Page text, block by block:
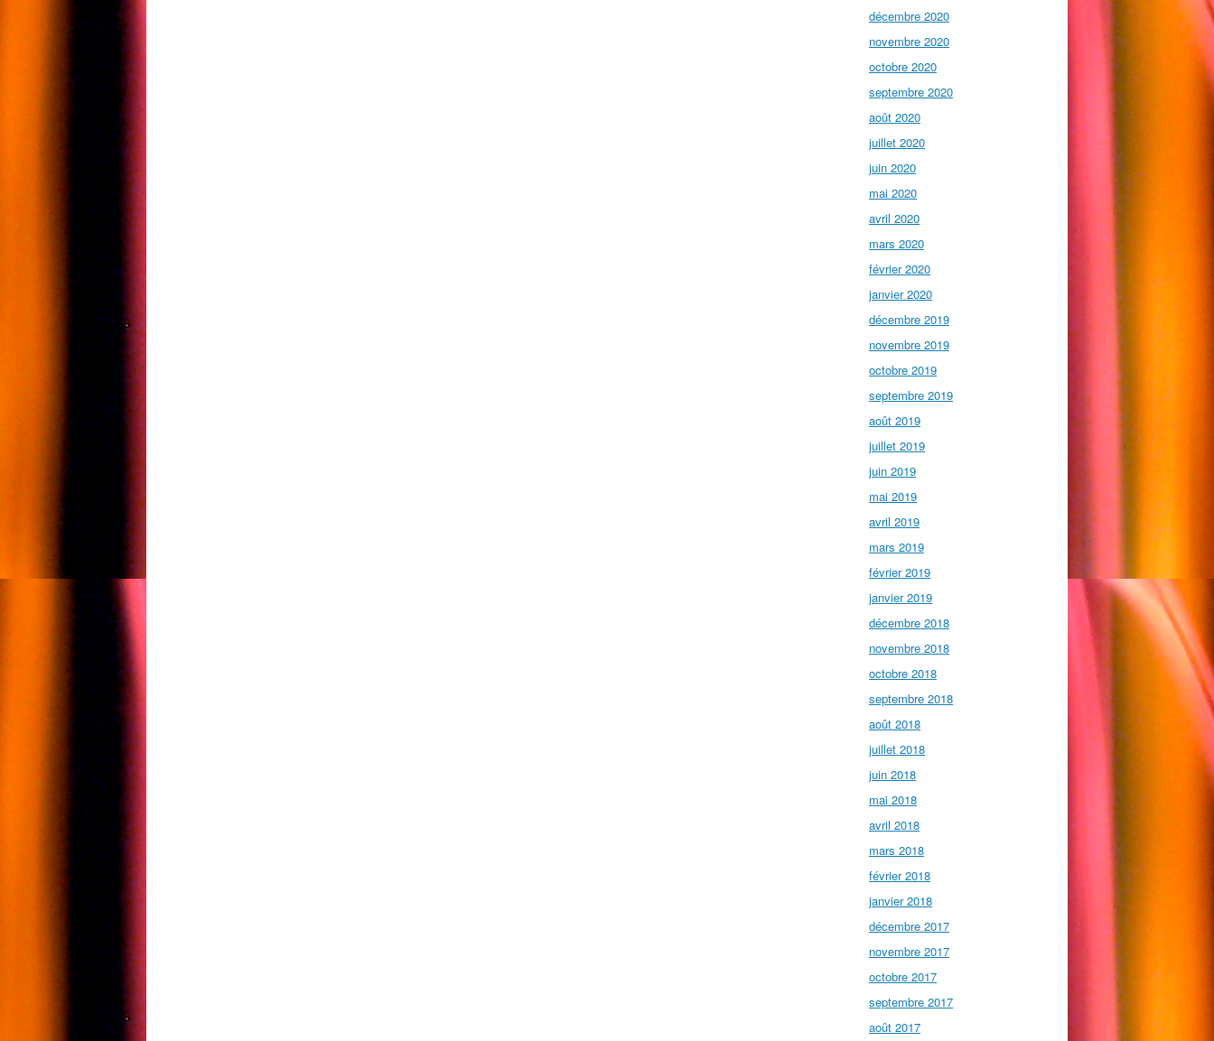
décembre 2020
novembre 2020
octobre 2020
septembre 2020
août 2020
juillet 2020
juin 2020
mai 2020
avril 2020
mars 2020
février 2020
janvier 2020
décembre 2019
novembre 2019
octobre 2019
septembre 2019
août 2019
juillet 2019
juin 2019
mai 2019
avril 2019
mars 2019
février 2019
janvier 2019
décembre 2018
novembre 2018
octobre 2018
septembre 2018
août 2018
juillet 2018
juin 2018
mai 2018
avril 2018
mars 2018
février 2018
janvier 2018
décembre 2017
novembre 2017
octobre 2017
septembre 2017
août 2017